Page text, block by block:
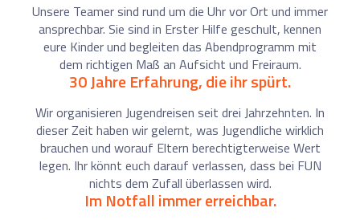
Unsere Teamer sind rund um die Uhr vor Ort und immer
ansprechbar. Sie sind in Erster Hilfe geschult, kennen
eure Kinder und begleiten das Abendprogramm mit
dem richtigen Maß an Aufsicht und Freiraum.
30 Jahre Erfahrung, die ihr spürt.
Wir organisieren Jugendreisen seit drei Jahrzehnten. In
dieser Zeit haben wir gelernt, was Jugendliche wirklich
brauchen und worauf Eltern berechtigterweise Wert
legen. Ihr könnt euch darauf verlassen, dass bei FUN
nichts dem Zufall überlassen wird.
Im Notfall immer erreichbar.